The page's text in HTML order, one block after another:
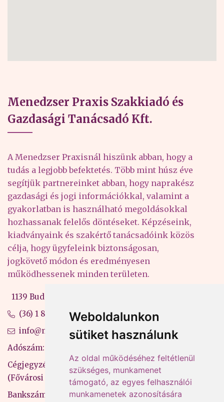
Weboldalunkon
sütiket használunk
Az oldal működéséhez feltétlenül
szükséges, munkamenet
támogató, az egyes felhasználói
munkamenetek azonosítására
Menedzser Praxis Szakkiadó és
Gazdasági Tanácsadó Kft.
A Menedzser Praxisnál hiszünk abban, hogy a
tudás a legjobb befektetés. Több mint húsz éve
segítjük partnereinket abban, hogy naprakész
gazdasági és jogi információkkal, valamint a
gyakorlatban is használható megoldásokkal
hozhassanak felelős döntéseket. Képzéseink,
kiadványaink és szakértő tanácsadóink közös
célja, hogy ügyfeleink biztonságosan,
jogkövető módon és eredményesen
működhessenek minden területen.
1139 Budapest, Váci út 99-105. 4. em.
(36) 1 880 76 00
info@mprx.hu
Adószám: 13598145-2-41
Cégjegyzékszám: 01-09-883770
(Fővárosi Bíróság)
Bankszámlaszám: CIB Bank, 10700581-